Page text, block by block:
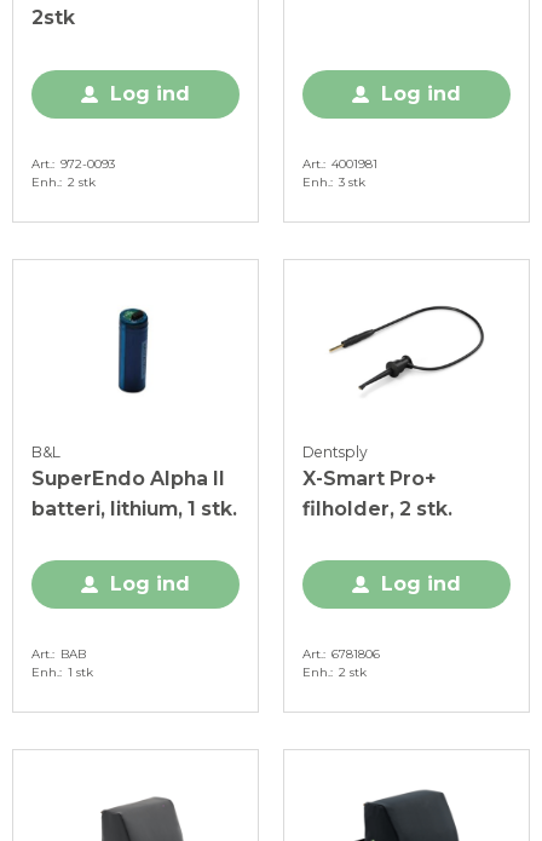
2stk
Log ind
Art.
972-0093
Enh.
2 stk
Log ind
Art.
4001981
Enh.
3 stk
B&L
SuperEndo Alpha II
batteri, lithium, 1 stk.
Log ind
Art.
BAB
Enh. 1 stk
Dentsply
X-Smart Pro+
filholder, 2 stk.
Log ind
Art. 6781806
Enh. 2 stk